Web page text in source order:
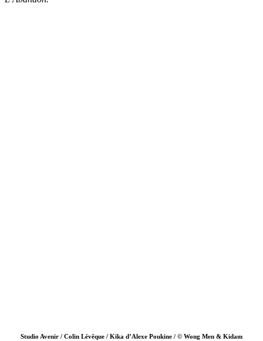
Studio Avenir / Colin Lévêque / Kika d’Alexe Poukine / © Wong Men & Kidam